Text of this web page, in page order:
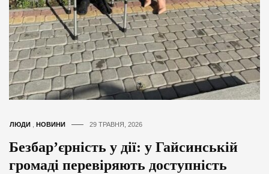
ЛЮДИ НОВИНИ 29 ТРАВНЯ, 2026
Безбар’єрність у дії: у Гайсинській
громаді перевіряють доступність